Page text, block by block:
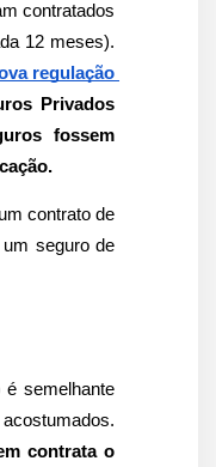
contratados
12 meses).
Privados
fossem
contrato de
seguro de
semelhante
contrata o